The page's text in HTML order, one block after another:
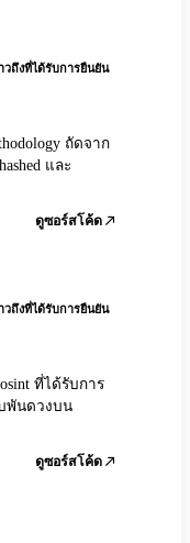
วถึงที่ได้รับการยืนยัน
ถัดจาก
และ
ดูซอร์สโค้ด
วถึงที่ได้รับการยืนยัน
ที่ได้รับการ
พันดวงบน
ดูซอร์สโค้ด